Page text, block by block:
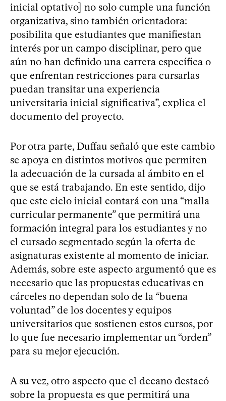
inicial optativo] no solo cumple una función
organizativa, sino también orientadora:
posibilita que estudiantes que manifiestan
interés por un campo disciplinar, pero que
aún no han definido una carrera específica o
que enfrentan restricciones para cursarlas
puedan transitar una experiencia
universitaria inicial significativa”, explica el
documento del proyecto.
Por otra parte, Duffau señaló que este cambio
se apoya en distintos motivos que permiten
la adecuación de la cursada al ámbito en el
que se está trabajando. En este sentido, dijo
que este ciclo inicial contará con una “malla
curricular permanente” que permitirá una
formación integral para los estudiantes y no
el cursado segmentado según la oferta de
asignaturas existente al momento de iniciar.
Además, sobre este aspecto argumentó que es
necesario que las propuestas educativas en
cárceles no dependan solo de la “buena
voluntad” de los docentes y equipos
universitarios que sostienen estos cursos, por
lo que fue necesario implementar un “orden”
para su mejor ejecución.
A su vez, otro aspecto que el decano destacó
sobre la propuesta es que permitirá una